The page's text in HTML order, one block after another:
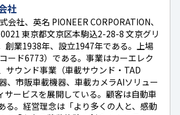
社
会社、英名 PIONEER CORPORATION、
東京都文京区本駒込2-28-8 文京グリ
創業1938年、設立1947年である。上場
ード6773）である。事業はカーエレク
サウンド事業（車載サウンド・TAD
、市販車載機器、車載カメラAIソリュー
サービスを展開している。顧客は自動車
る。経営理念は「より多くの人と、感動